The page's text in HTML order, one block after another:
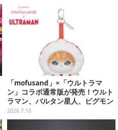
「mofusand」×「ウルトラマ
ン」コラボ通常版が発売！ウルト
ラマン、バルタン星人、ピグモン
のコスチュームを着た“にゃん
こ”に胸キュン
2026.7.10